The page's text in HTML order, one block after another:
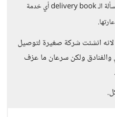
يكن لدينا في سوريا مسألة الـ delivery book أي خدمة
لانه انشئت شركة صغيرة لتوصيل
والفنادق ولكن سرعان ما عزف